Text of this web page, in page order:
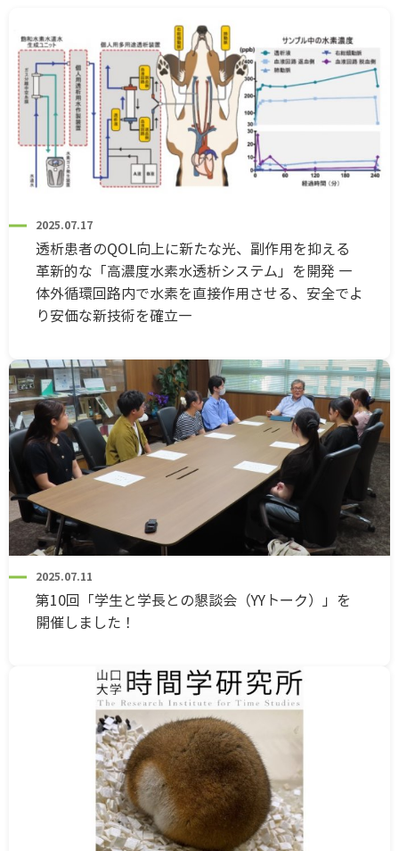
2025.07.17
透析患者のQOL向上に新たな光、副作用を抑える
革新的な「高濃度水素水透析システム」を開発 ―
体外循環回路内で水素を直接作用させる、安全でよ
り安価な新技術を確立―
2025.07.11
第10回「学生と学長との懇談会（YYトーク）」を
開催しました！